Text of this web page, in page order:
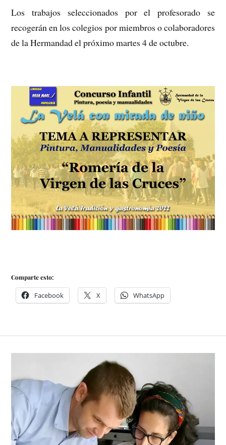
Los trabajos seleccionados por el profesorado se
recogerán en los colegios por miembros o colaboradores
de la Hermandad el próximo martes 4 de octubre.
Comparte esto:
Facebook X WhatsApp